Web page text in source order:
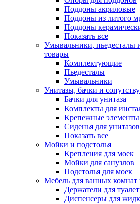
Поддоны акриловые
Поддоны из литого
Поддоны
Показать все
Умывальники, пьедесталы
товары
Комплектующие
Пьедесталы
Умывальники
Унитазы, бачки и
Бачки для унитаза
Комплекты для
Крепежные элементы
Сиденья для унитазов
Показать все
Мойки и подстолья
Крепления для моек
Мойки для санузлов
Подстолья для моек
Мебель для ванных комнат
Держатели для
Диспенсеры для